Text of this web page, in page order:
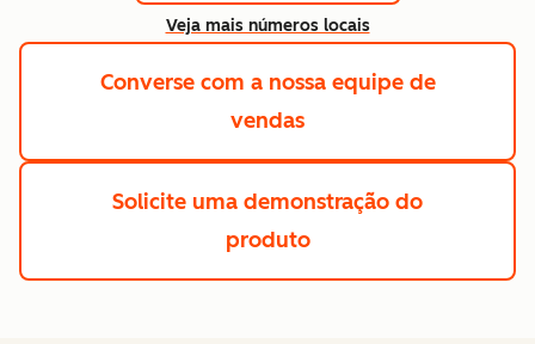
Veja mais números locais
Converse com a nossa equipe de
vendas
Solicite uma demonstração do
produto